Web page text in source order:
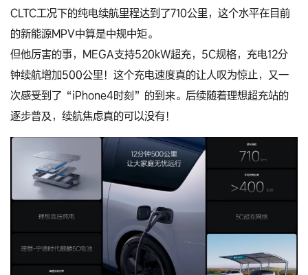
CLTC工况下的纯电续航里程达到了710公里，这个水平在目前
的新能源MPV中算是中规中矩。
但他厉害的事，MEGA支持520kW超充，5C规格，充电12分
钟续航增加500公里！这个充电速度真的让人叹为惊止，又一
次感受到了“iPhone4时刻”的到来。后续随着理想超充站的
逐步普及，续航焦虑真的可以没有！